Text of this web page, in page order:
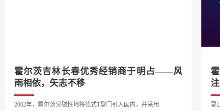
霍尔茨吉林长春优秀经销商于明占——风
雨相依，矢志不移
2002年，霍尔茨突破性地将德式T型门引入国内，并采用
夏